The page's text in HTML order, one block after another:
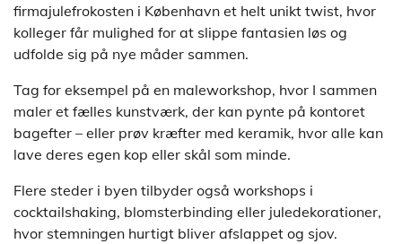
firmajulefrokosten i København et helt unikt twist, hvor
kolleger får mulighed for at slippe fantasien løs og
udfolde sig på nye måder sammen.
Tag for eksempel på en maleworkshop, hvor I sammen
maler et fælles kunstværk, der kan pynte på kontoret
bagefter – eller prøv kræfter med keramik, hvor alle kan
lave deres egen kop eller skål som minde.
Flere steder i byen tilbyder også workshops i
cocktailshaking, blomsterbinding eller juledekorationer,
hvor stemningen hurtigt bliver afslappet og sjov.